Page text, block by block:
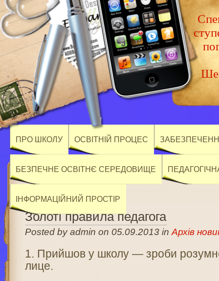
ПРО ШКОЛУ ОСВІТНІЙ ПРОЦЕС
БЕЗПЕЧНЕ ОСВІТНЄ СЕРЕДОВИЩЕ
ІНФОРМАЦІЙНИЙ ПРОСТІР
Золоті правила педагога
Posted by admin on 05.09.2013 inАрхів
1. Прийшов у школу — зроби
лице.